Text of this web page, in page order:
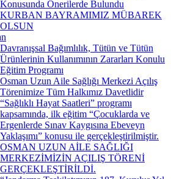
Konusunda Önerilerde Bulundu
KURBAN BAYRAMIMIZ MÜBAREK
OLSUN
Davranışsal Bağımlılık, Tütün ve Tütün
Ürünlerinin Kullanımının Zararları Konulu
Eğitim Programı
Osman Uzun Aile Sağlığı Merkezi Açılış
Törenimize Tüm Halkımız Davetlidir
“Sağlıklı Hayat Saatleri” programı
kapsamında, ilk eğitim “Çocuklarda ve
Ergenlerde Sınav Kaygısına Ebeveyn
Yaklaşımı” konusu ile gerçekleştirilmiştir.
OSMAN UZUN AİLE SAĞLIĞI
MERKEZİMİZİN AÇILIŞ TÖRENİ
GERÇEKLEŞTİRİLDİ.